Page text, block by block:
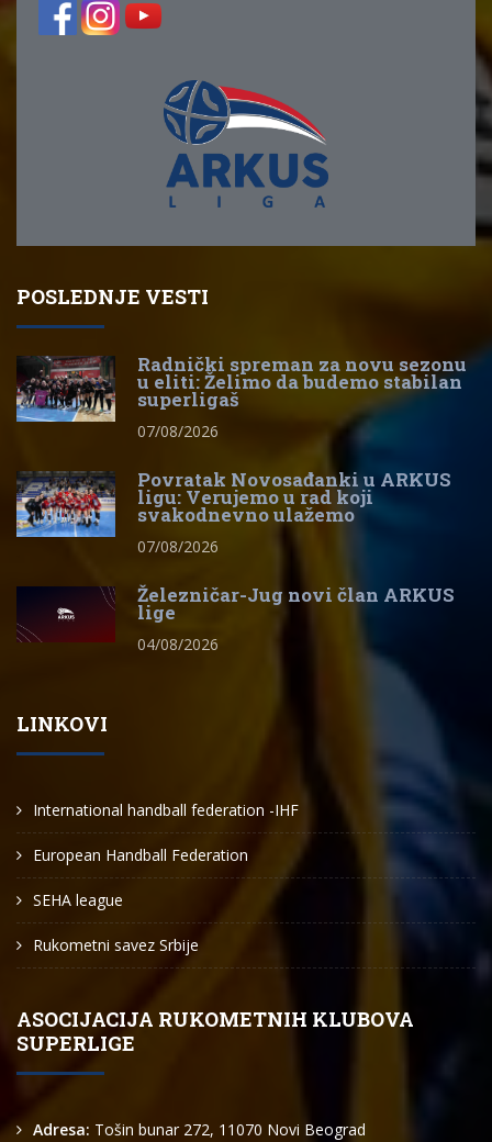
POSLEDNJE VESTI
Radnički spreman za novu sezonu
u eliti: Želimo da budemo stabilan
superligaš
07/08/2026
Povratak Novosađanki u ARKUS
ligu: Verujemo u rad koji
svakodnevno ulažemo
07/08/2026
Železničar-Jug novi član ARKUS
lige
04/08/2026
LINKOVI
International handball federation -IHF
European Handball Federation
SEHA league
Rukometni savez Srbije
ASOCIJACIJA RUKOMETNIH KLUBOVA
SUPERLIGE
Adresa: Tošin bunar 272, 11070 Novi Beograd